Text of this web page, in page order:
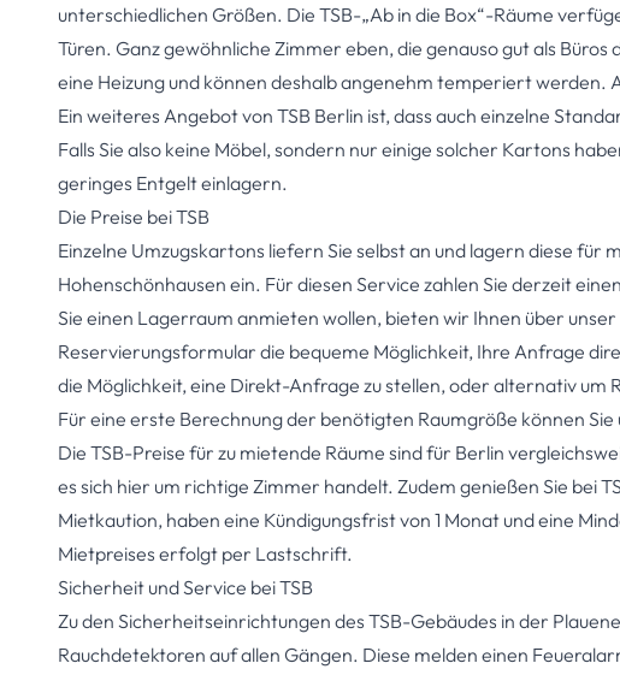
unterschiedlichen Größen. Die TSB-„Ab in die Box“-Räume
Türen. Ganz gewöhnliche Zimmer eben, die genauso gut als
eine Heizung und können deshalb angenehm temperiert werden.
Ein weiteres Angebot von TSB Berlin ist, dass auch einzelne
Falls Sie also keine Möbel, sondern nur einige solcher Kartons
geringes Entgelt einlagern.
Die Preise bei TSB
Einzelne Umzugskartons liefern Sie selbst an und lagern diese für
Hohenschönhausen ein. Für diesen Service zahlen Sie derzeit
Sie einen Lagerraum anmieten wollen, bieten wir Ihnen über
Reservierungsformular die bequeme Möglichkeit, Ihre Anfrage
die Möglichkeit, eine Direkt-Anfrage zu stellen, oder alternativ um
Für eine erste Berechnung der benötigten Raumgröße können Sie
Die TSB-Preise für zu mietende Räume sind für Berlin
es sich hier um richtige Zimmer handelt. Zudem genießen Sie bei
Mietkaution, haben eine Kündigungsfrist von 1 Monat und eine
Mietpreises erfolgt per Lastschrift.
Sicherheit und Service bei TSB
Zu den Sicherheitseinrichtungen des TSB-Gebäudes in der
Rauchdetektoren auf allen Gängen. Diese melden einen